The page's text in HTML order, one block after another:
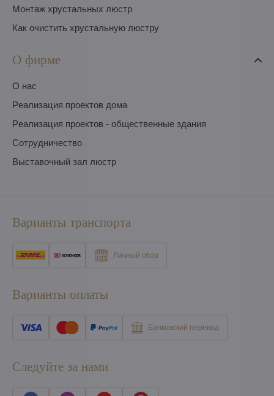
Монтаж хрустальных люстр
Как очистить хрустальную люстру
О фирме
O нас
Pеализация проектов дома
Pеализация проектов - общественные здания
Сотрудничество
Выставочный зал люстр
Варианты транспорта
Личный сбор
Варианты оплаты
Банковский перевод
Следуйте за нами